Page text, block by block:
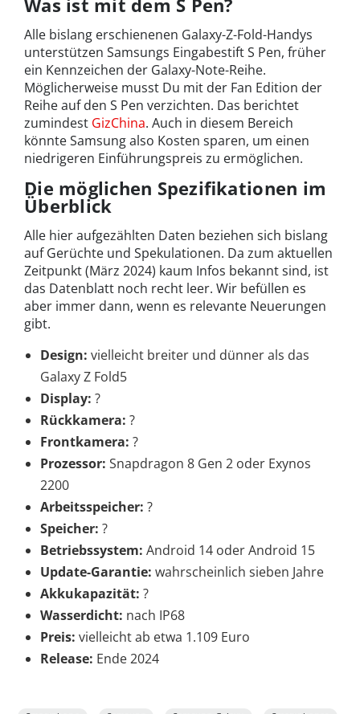
Was ist mit dem S Pen?
Alle bislang erschienenen Galaxy-Z-Fold-Handys
unterstützen Samsungs Eingabestift S Pen, früher
ein Kennzeichen der Galaxy-Note-Reihe.
Möglicherweise musst Du mit der Fan Edition der
Reihe auf den S Pen verzichten. Das berichtet
zumindest GizChina. Auch in diesem Bereich
könnte Samsung also Kosten sparen, um einen
niedrigeren Einführungspreis zu ermöglichen.
Die möglichen Spezifikationen im
Überblick
Alle hier aufgezählten Daten beziehen sich bislang
auf Gerüchte und Spekulationen. Da zum aktuellen
Zeitpunkt (März 2024) kaum Infos bekannt sind, ist
das Datenblatt noch recht leer. Wir befüllen es
aber immer dann, wenn es relevante Neuerungen
gibt.
Design: vielleicht breiter und dünner als das
Galaxy Z Fold5
Display: ?
Rückkamera: ?
Frontkamera: ?
Prozessor: Snapdragon 8 Gen 2 oder Exynos
2200
Arbeitsspeicher: ?
Speicher: ?
Betriebssystem: Android 14 oder Android 15
Update-Garantie: wahrscheinlich sieben Jahre
Akkukapazität: ?
Wasserdicht: nach IP68
Preis: vielleicht ab etwa 1.109 Euro
Release: Ende 2024